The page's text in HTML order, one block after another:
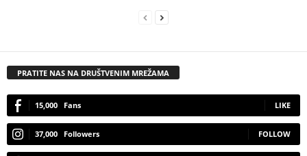
PRATITE NAS NA DRUŠTVENIM MREŽAMA
15,000 Fans LIKE
37,000 Followers FOLLOW